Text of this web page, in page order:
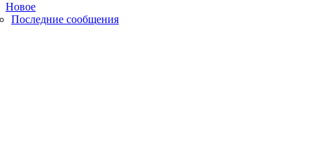
Новое
Последние сообщения